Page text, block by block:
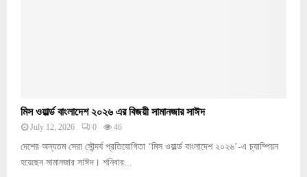
মিস ওয়ার্ল্ড বাংলাদেশ ২০২৬ এর বিজয়ী সামানজার সাঈদ
July 12, 2026 0 46
দেশের অন্যতম সেরা সৌন্দর্য প্রতিযোগিতা ‘মিস ওয়ার্ল্ড বাংলাদেশ ২০২৬’-এ চ্যাম্পিয়ন
হয়েছেন সামানজার সাঈদ। শনিবার...